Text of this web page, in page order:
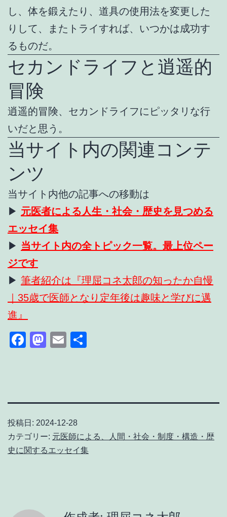
し、体を鍛えたり、道具の使用法を変更した
りして、またトライすれば、いつかは成功す
るものだ。
セカンドライフと逍遥的
冒険
逍遥的冒険、セカンドライフにピッタリな行
いだと思う。
当サイト内の関連コンテ
ンツ
当サイト内他の記事への移動は
▶ 元医者による人生・社会・歴史を見つめる
エッセイ集
▶ 当サイト内の全トピック一覧。最上位ペー
ジです
▶ 筆者紹介は『理屈コネ太郎の知ったか自慢
｜35歳で医師となり定年後は趣味と学びに邁
進』
Facebook
Mastodon
Email
投稿日: 2024-12-28
カテゴリー: 元医師による、人間・社会・制度・構造・歴
史に関するエッセイ集